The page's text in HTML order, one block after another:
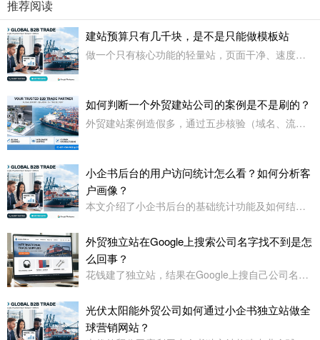
推荐阅读
建站预算只有几千块，是不是只能做模板站
做一个只有核心功能的轻量站，页面干净、速度快、核心功能能用，等赚到钱了再升级。
如何判断一个外贸建站公司的案例是不是刷的？
外贸建站案例造假多，通过五步核验（域名、流量、代码、联系信息、时效性）精准识别虚假案例。
小企书后台的用户访问统计怎么看？如何分析客
户画像？
本文介绍了小企书后台的基础统计功能及如何结合专业工具进行客户画像分析，涵盖访问数据、用户行为及画像构建方法。
外贸独立站在Google上搜索公司名字找不到是怎
么回事？
花钱建了独立站，结果在Google上搜自己公司名字都找不到——这事儿太正常了
光伏太阳能外贸公司如何通过小企书独立站做全
球营销网站？